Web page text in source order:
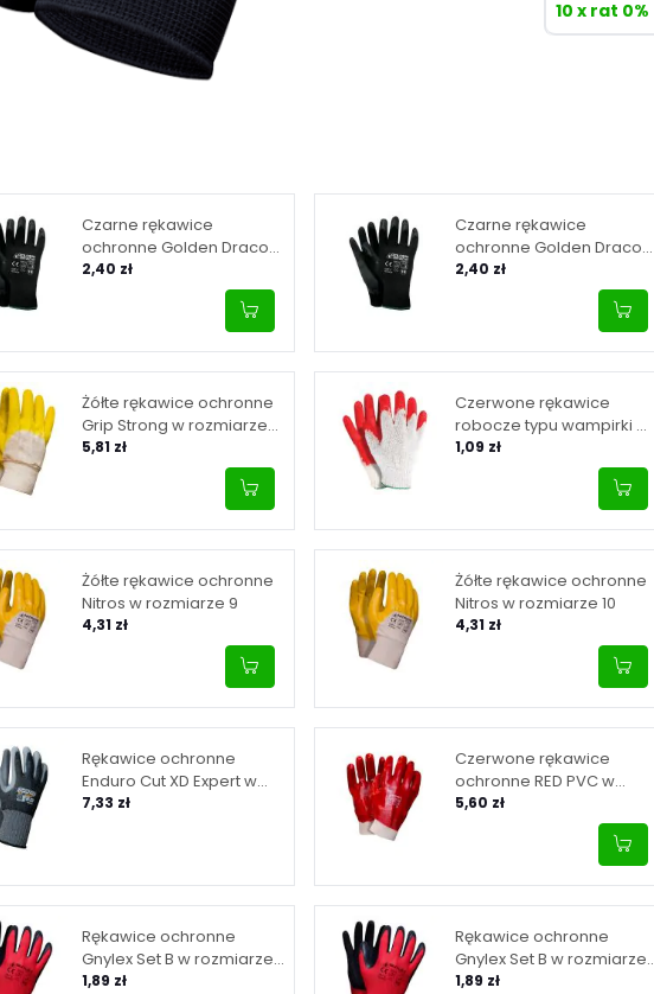
Czarne rękawice
ochronne Golden Draco
Set B w rozmiarze 9
2,40 zł
Czarne rękawice
ochronne Golden Draco
Set B w rozmiarze 10
2,40 zł
Żółte rękawice ochronne
Grip Strong w rozmiarze
10
5,81 zł
Czerwone rękawice
robocze typu wampirki w
rozmiarze 10
1,09 zł
Żółte rękawice ochronne
Nitros w rozmiarze 9
4,31 zł
Żółte rękawice ochronne
Nitros w rozmiarze 10
4,31 zł
Rękawice ochronne
Enduro Cut XD Expert w
rozmiarze 8
7,33 zł
Czerwone rękawice
ochronne RED PVC w
rozmiarze 10
5,60 zł
Rękawice ochronne
Gnylex Set B w rozmiarze
8
1,89 zł
Rękawice ochronne
Gnylex Set B w rozmiarze
9
1,89 zł
10 x rat 0%